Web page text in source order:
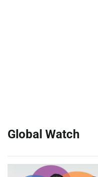
Global Watch